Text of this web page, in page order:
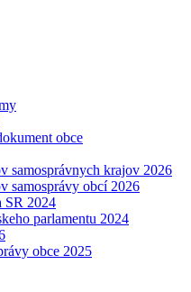
obce
samosprávnych krajov 2026
samosprávy obcí 2026
SR 2024
parlamentu 2024
obce 2025